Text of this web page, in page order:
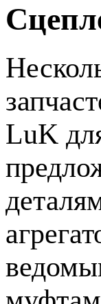
LuK